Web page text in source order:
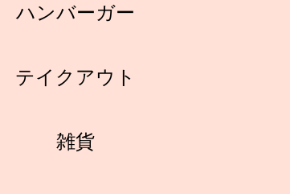
ハンバーガー
テイクアウト
雑貨